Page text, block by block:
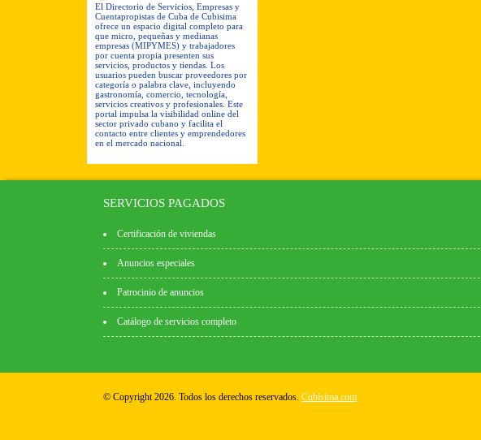
El Directorio de Servicios, Empresas y
Cuentapropistas de Cuba de Cubisima
ofrece un espacio digital completo para
que micro, pequeñas y medianas
empresas (MIPYMES) y trabajadores
por cuenta propia presenten sus
servicios, productos y tiendas. Los
usuarios pueden buscar proveedores por
categoría o palabra clave, incluyendo
gastronomía, comercio, tecnología,
servicios creativos y profesionales. Este
portal impulsa la visibilidad online del
sector privado cubano y facilita el
contacto entre clientes y emprendedores
en el mercado nacional.
SERVICIOS PAGADOS
Certificación de viviendas
Anuncios especiales
Patrocinio de anuncios
Catálogo de servicios completo
© Copyright 2026. Todos los derechos reservados. Cubisima.com